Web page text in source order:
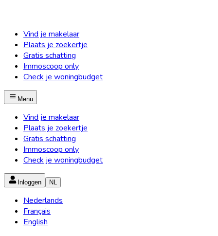
Vind je makelaar
Plaats je zoekertje
Gratis schatting
Immoscoop only
Check je woningbudget
Menu
Vind je makelaar
Plaats je zoekertje
Gratis schatting
Immoscoop only
Check je woningbudget
Inloggen NL
Nederlands
Français
English